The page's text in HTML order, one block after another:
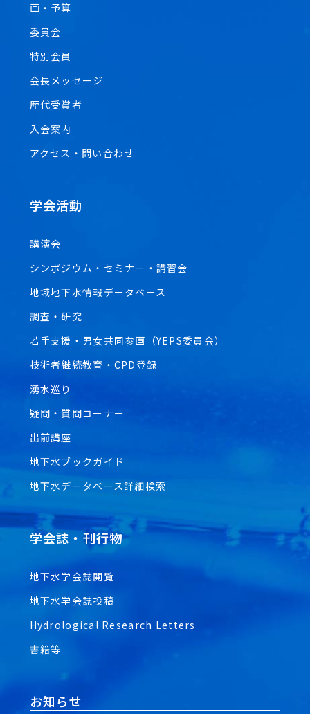
画・予算
委員会
特別会員
会長メッセージ
歴代受賞者
入会案内
アクセス・問い合わせ
学会活動
講演会
シンポジウム・セミナー・講習会
地域地下水情報データベース
調査・研究
若手支援・男女共同参画（YEPS委員会）
技術者継続教育・CPD登録
湧水巡り
疑問・質問コーナー
出前講座
地下水ブックガイド
地下水データベース詳細検索
学会誌・刊行物
地下水学会誌閲覧
地下水学会誌投稿
Hydrological Research Letters
書籍等
お知らせ